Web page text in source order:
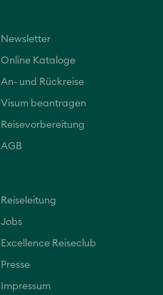
Newsletter
Online Kataloge
An- und Rückreise
Visum beantragen
Reisevorbereitung
AGB
Reiseleitung
Jobs
Excellence Reiseclub
Presse
Impressum